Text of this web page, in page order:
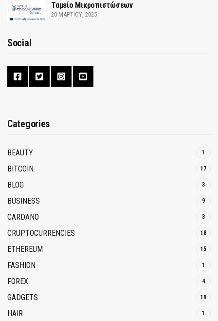
Ταμείο Μικροπιστώσεων
20 ΜΑΡΤΊΟΥ, 2025
Social
Categories
BEAUTY 1
BITCOIN 17
BLOG 3
BUSINESS 9
CARDANO 3
CRUPTOCURRENCIES 18
ETHEREUM 15
FASHION 1
FOREX 4
GADGETS 19
HAIR 1